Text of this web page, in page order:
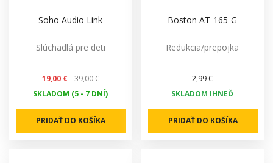
Soho Audio Link
Slúchadlá pre deti
19,00 €
39,00 €
SKLADOM (5 - 7 DNÍ)
PRIDAŤ DO KOŠÍKA
Boston AT-165-G
Redukcia/prepojka
2,99 €
SKLADOM IHNEĎ
PRIDAŤ DO KOŠÍKA